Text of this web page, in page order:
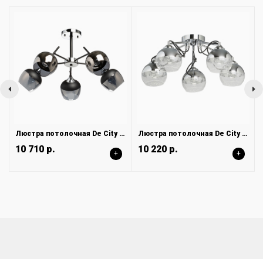
Люстра потолочная De City Альфа 324016605
10 710 р. +
Люстра потолочная De City Вита 220013705
10 220 р. +